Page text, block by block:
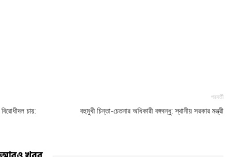
চায়:
পরবর্তী
বহুমুখী চিন্তা-চেতনার অধিকারী বঙ্গবন্ধু: স্থানীয় সরকার মন্ত্রী